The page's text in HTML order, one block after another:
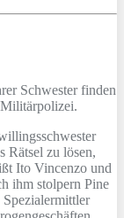
Schwester finden
Rätsel zu lösen,
Ito Vincenzo und
ihm stolpern Pine